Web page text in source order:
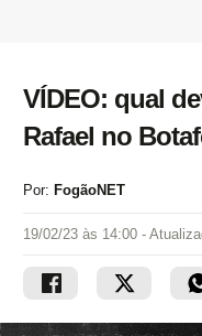
VÍDEO: qual
Rafael no
Por: FogãoNET
19/02/23 às 14:00 -